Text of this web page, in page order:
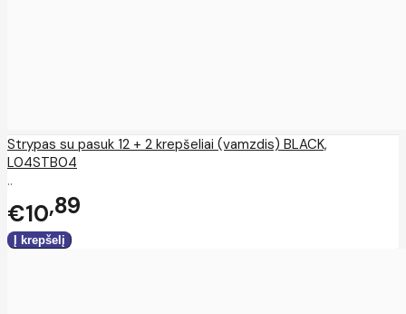
Strypas su pasuk 12 + 2 krepšeliai (vamzdis) BLACK,
L04STB04
..
€10 89